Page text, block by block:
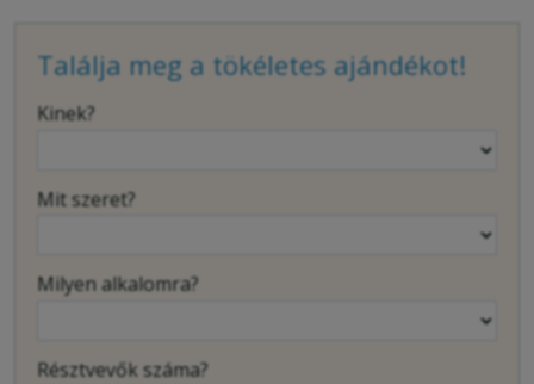
Találja meg a tökéletes ajándékot!
Kinek?
Mit szeret?
Milyen alkalomra?
Résztvevők száma?